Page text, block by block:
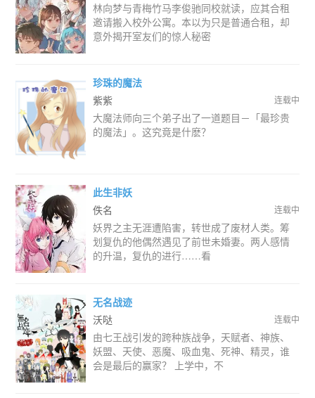
林向梦与青梅竹马李俊驰同校就读，应其合租
邀请搬入校外公寓。本以为只是普通合租，却
意外揭开室友们的惊人秘密
珍珠的魔法
紫紫
连载中
大魔法师向三个弟子出了一道题目－「最珍贵
的魔法」。这究竟是什麽？
此生非妖
佚名
连载中
妖界之主无涯遭陷害，转世成了废材人类。筹
划复仇的他偶然遇见了前世未婚妻。两人感情
的升温，复仇的进行……看
无名战迹
沃哒
连载中
由七王战引发的跨种族战争，天赋者、神族、
妖盟、天使、恶魔、吸血鬼、死神、精灵，谁
会是最后的赢家？ 上学中，不